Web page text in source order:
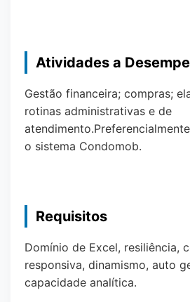
Atividades a
Gestão financeira; compras;
rotinas administrativas e de
o sistema Condomob.
Requisitos
Domínio de Excel, resiliência,
responsiva, dinamismo, auto
capacidade analítica.